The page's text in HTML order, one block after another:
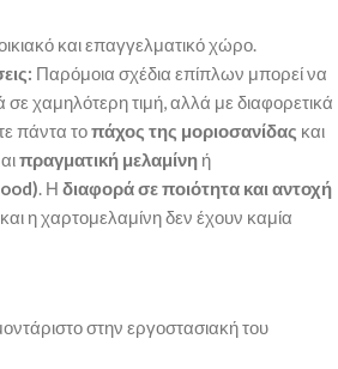
και επαγγελματικό χώρο.
Παρόμοια σχέδια επίπλων μπορεί να
χαμηλότερη τιμή, αλλά με διαφορετικά
πάντα τοπάχος της μοριοσανίδας και
πραγματική μελαμίνη ή
. Η διαφορά σε ποιότητα και αντοχή
η χαρτομελαμίνη δεν έχουν καμία
στην εργοστασιακή του